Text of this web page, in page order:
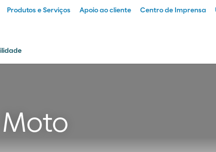
Produtos e Serviços Apoio ao cliente Centro de Imprensa